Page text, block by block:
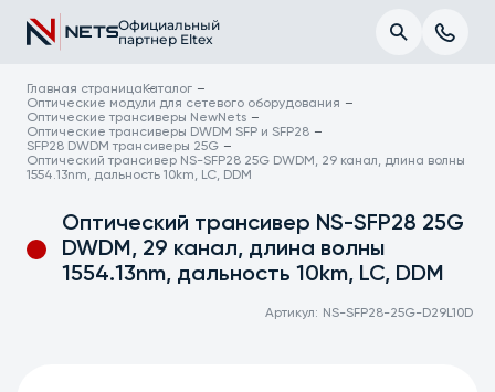
Официальный
партнер Eltex
Главная страница Каталог
Оптические модули для сетевого оборудования
Оптические трансиверы NewNets
Оптические трансиверы DWDM SFP и SFP28
SFP28 DWDM трансиверы 25G
Оптический трансивер NS-SFP28 25G DWDM, 29 канал, длина волны
1554.13nm, дальность 10km, LC, DDM
Оптический трансивер NS-SFP28 25G
DWDM, 29 канал, длина волны
1554.13nm, дальность 10km, LC, DDM
Артикул: NS-SFP28-25G-D29L10D